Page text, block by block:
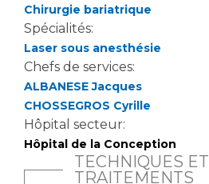
Chirurgie bariatrique
Spécialités:
Laser sous anesthésie
Chefs de services:
ALBANESE Jacques
CHOSSEGROS Cyrille
Hôpital secteur:
Hôpital de la Conception
TECHNIQUES ET
TRAITEMENTS